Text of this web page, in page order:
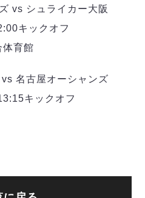
）
vs シュライカー大阪
キックオフ
体育館
名古屋オーシャンズ
キックオフ